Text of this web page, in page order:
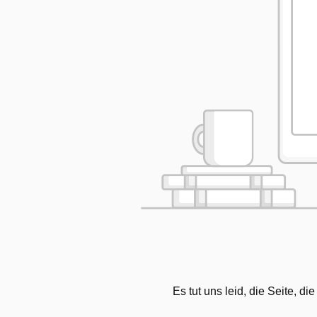
Es tut uns leid, die Seite,